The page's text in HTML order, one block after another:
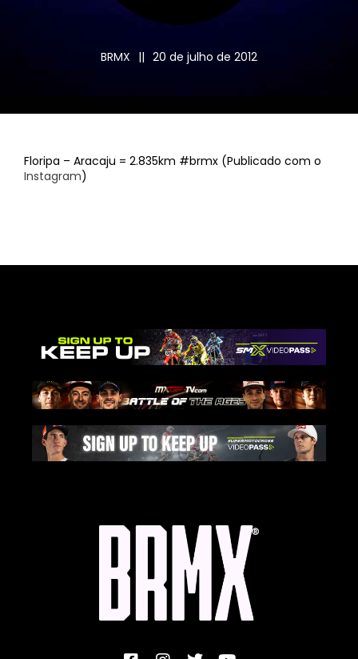
BRMX || 20 de julho de 2012
Floripa – Aracaju = 2.835km #brmx (Publicado com o
Instagram)